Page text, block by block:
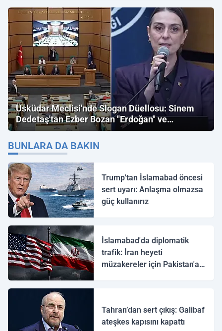
Üsküdar Meclisi'nde Slogan Düellosu: Sinem
Dedetaş'tan Ezber Bozan "Erdoğan" ve
"İmamoğlu" Çıkışı!
BUNLARA DA BAKIN
Trump'tan İslamabad öncesi
sert uyarı: Anlaşma olmazsa
güç kullanırız
İslamabad'da diplomatik
trafik: İran heyeti
müzakereler için Pakistan'a
Tahran’dan sert çıkış: Galibaf
ateşkes kapısını kapattı